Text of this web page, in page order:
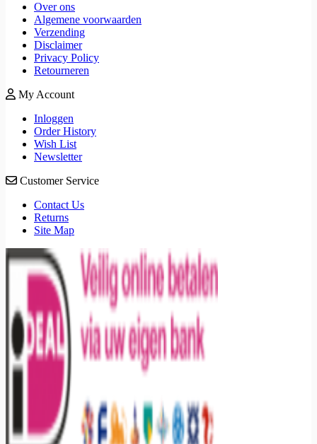
Over ons
Algemene voorwaarden
Verzending
Disclaimer
Privacy Policy
Retourneren
My Account
Inloggen
Order History
Wish List
Newsletter
Customer Service
Contact Us
Returns
Site Map